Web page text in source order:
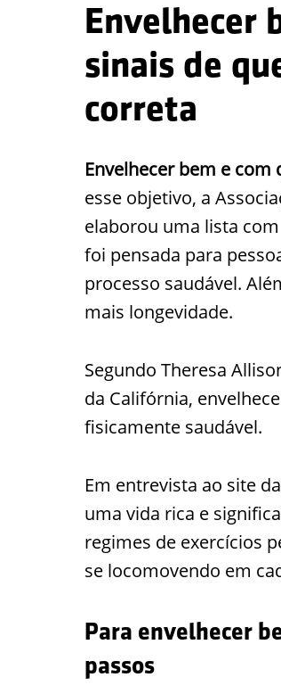
Envelhecer
sinais de
correta
Envelhecer bem e com
esse objetivo, a
elaborou uma lista
foi pensada para
processo saudável.
mais longevidade.
Segundo Theresa
da Califórnia,
fisicamente saudável.
Em entrevista ao site
uma vida rica e
regimes de exercícios
se locomovendo em
Para envelhecer
passos